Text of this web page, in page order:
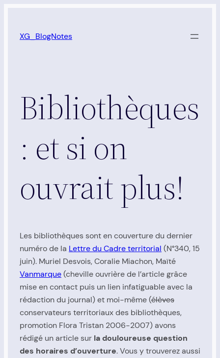
contenu
XG_BlogNotes
Bibliothèques
: et si on
ouvrait plus!
Les bibliothèques sont en couverture du dernier
numéro de la Lettre du Cadre territorial (N°340, 15
juin). Muriel Desvois, Coralie Miachon, Maïté
Vanmarque(cheville ouvrière de l’article grâce
mise en contact puis un lien infatiguable avec la
rédaction du journal) et moi-même (élèves
conservateurs territoriaux des bibliothèques,
promotion Flora Tristan 2006-2007) avons
rédigé un article sur la douloureuse question
des horaires d’ouverture. Vous y trouverez aussi